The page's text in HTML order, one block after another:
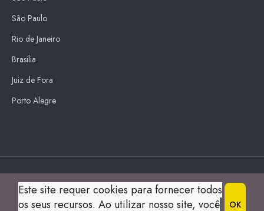
São Paulo
Rio de Janeiro
Brasilia
Juiz de Fora
Porto Alegre
© 2004 Guia Montes Claros All Right Reserved.
Blue Sky s
Este site requer cookies para fornecer todos
os seus recursos. Ao utilizar nosso site, você
OK